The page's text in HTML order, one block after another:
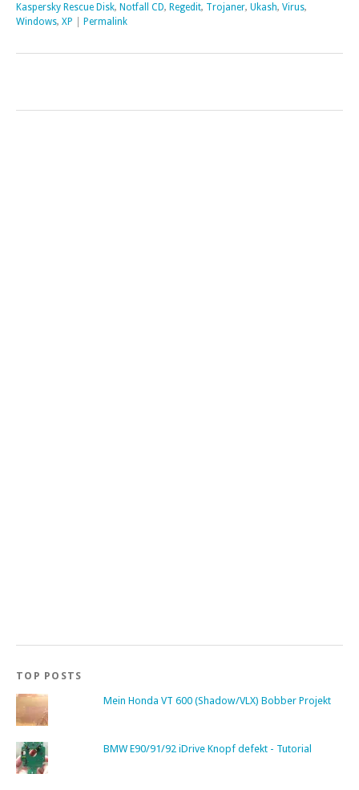
Kaspersky Rescue Disk, Notfall CD, Regedit, Trojaner, Ukash, Virus,
Windows, XP Permalink
TOP POSTS
Mein Honda VT 600 (Shadow/VLX) Bobber Projekt
BMW E90/91/92 iDrive Knopf defekt - Tutorial